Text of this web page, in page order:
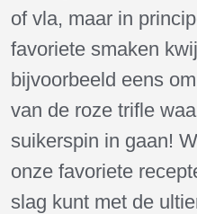
of vla, maar in
favoriete smaken
bijvoorbeeld eens
van de roze trifle
suikerspin in gaan!
onze favoriete
slag kunt met de